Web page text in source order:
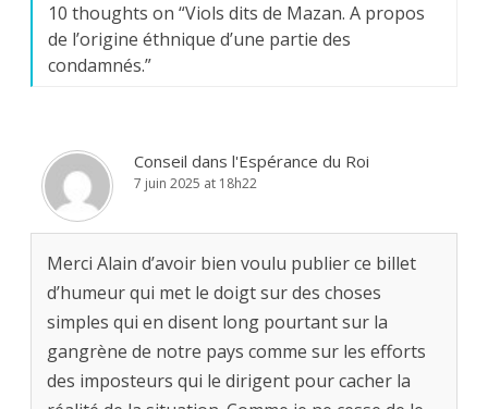
10 thoughts on “Viols dits de Mazan. A propos
de l’origine éthnique d’une partie des
condamnés.”
Conseil dans l'Espérance du Roi
7 juin 2025 at 18h22
Merci Alain d’avoir bien voulu publier ce billet
d’humeur qui met le doigt sur des choses
simples qui en disent long pourtant sur la
gangrène de notre pays comme sur les efforts
des imposteurs qui le dirigent pour cacher la